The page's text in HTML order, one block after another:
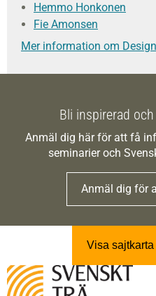
Hemmo Honkonen
Fie Amonsen
Mer information om
Bli inspirerad
Anmäl dig här för att få
seminarier och
Anmäl dig för
Visa sajtkarta